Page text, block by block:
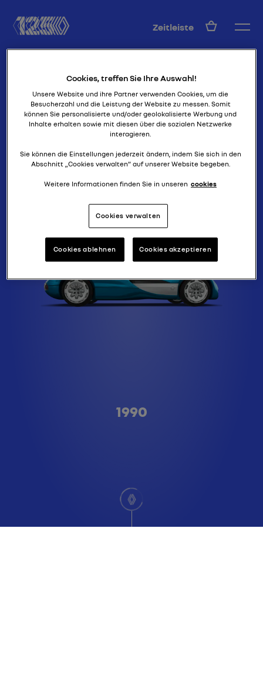
Zeitleiste DE
Type A
eine reiner prototyp
LAGUNA CONCEPT
1990
scroll
Cookies, treffen Sie Ihre Auswahl!
Unsere Website und ihre Partner verwenden Cookies, um die
Besucherzahl und die Leistung der Website zu messen. Somit
können Sie personalisierte und/oder geolokalisierte Werbung und
Inhalte erhalten sowie mit diesen über die sozialen Netzwerke
interagieren.
Sie können die Einstellungen jederzeit ändern, indem Sie sich in den
Abschnitt „Cookies verwalten“ auf unserer Website begeben.
Weitere Informationen finden Sie in unseren cookies
Cookies verwalten
Cookies ablehnen Cookies akzeptieren